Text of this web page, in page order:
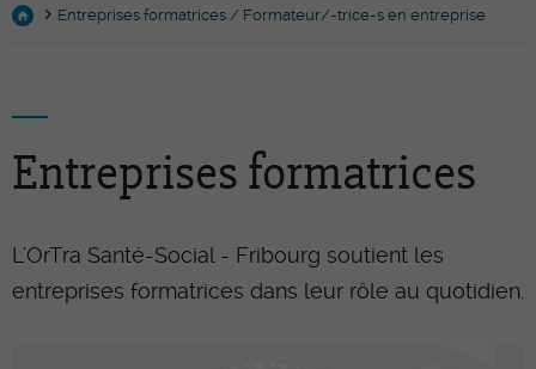
Entreprises formatrices / Formateur/-trice-s en entreprise
Entreprises formatrices
L'OrTra Santé-Social - Fribourg soutient les
entreprises formatrices dans leur rôle au quotidien.